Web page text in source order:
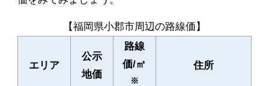
【福岡県小郡市周辺の路線価】
エリア
公示
地価
路線
価/㎡
※
住所